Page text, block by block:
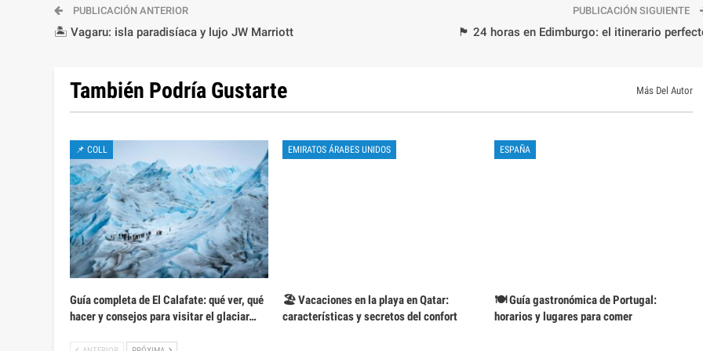
PUBLICACIÓN ANTERIOR
🏝️ Vagaru: isla paradisíaca y lujo JW Marriott
PUBLICACIÓN SIGUIENTE
🏴 24 horas en Edimburgo: el itinerario
También Podría Gustarte Más Del Autor
📌 COLL
Guía completa de El Calafate: qué ver, qué
hacer y consejos para visitar el glaciar…
EMIRATOS ÁRABES UNIDOS
🏖️ Vacaciones en la playa en Qatar:
características y secretos del confort
ESPAÑA
🍽️ Guía gastronómica de Portugal:
horarios y lugares para comer